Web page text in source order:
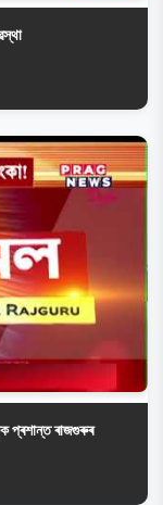
প্ৰশান্ত ৰাজগুৰুৰ